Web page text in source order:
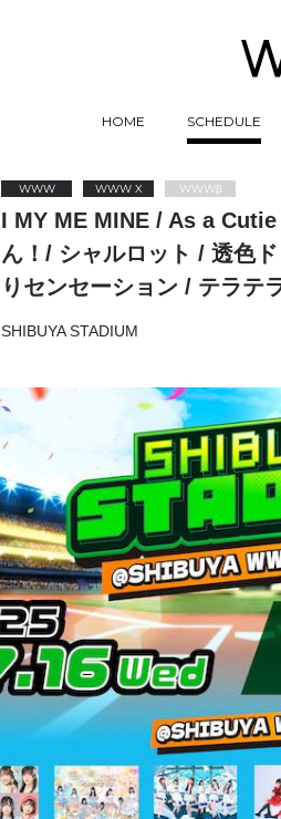
HOME SCHEDULE
WWW WWW X WWWβ
I MY ME MINE / As a
ん！/ シャルロット / 透色
りセンセーション / テラテ
SHIBUYA STADIUM